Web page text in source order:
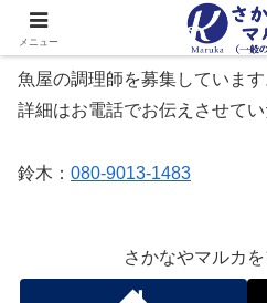
魚屋の調理師を募集しています
詳細はお電話でお伝えさせてい
鈴木： 080-9013-1483
さかなやマルカ
メニュー